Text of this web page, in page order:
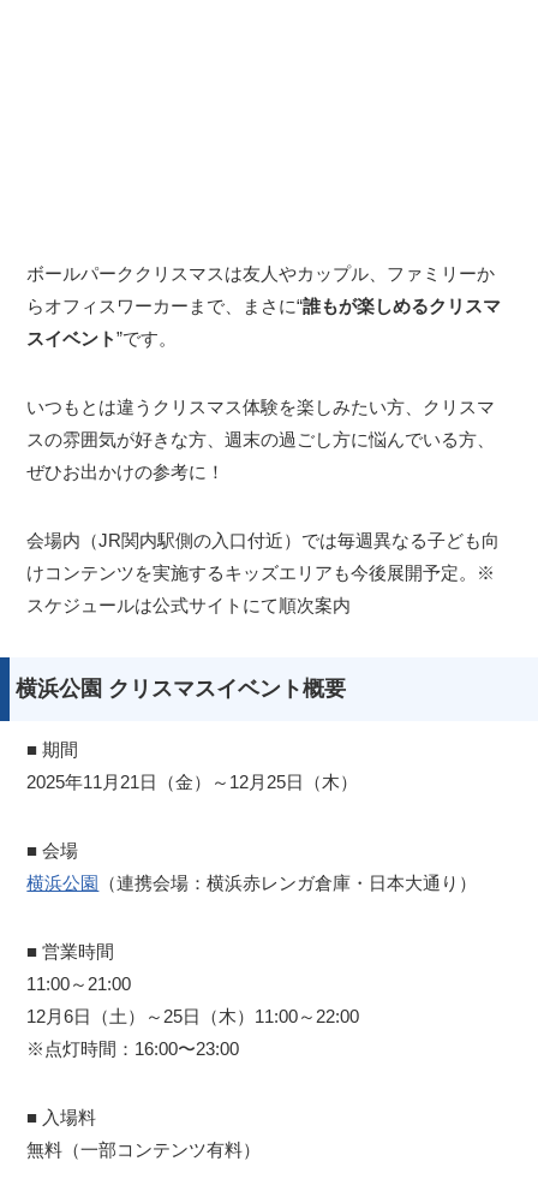
ボールパーククリスマスは友人やカップル、ファミリーか
らオフィスワーカーまで、まさに“誰もが楽しめるクリスマ
スイベント”です。
いつもとは違うクリスマス体験を楽しみたい方、クリスマ
スの雰囲気が好きな方、週末の過ごし方に悩んでいる方、
ぜひお出かけの参考に！
会場内（JR関内駅側の入口付近）では毎週異なる子ども向
けコンテンツを実施するキッズエリアも今後展開予定。※
スケジュールは公式サイトにて順次案内
横浜公園 クリスマスイベント概要
■ 期間
2025年11月21日（金）～12月25日（木）
■ 会場
横浜公園 （連携会場：横浜赤レンガ倉庫・日本大通り）
■ 営業時間
11:00～21:00
12月6日（土）～25日（木）11:00～22:00
※点灯時間：16:00〜23:00
■ 入場料
無料（一部コンテンツ有料）